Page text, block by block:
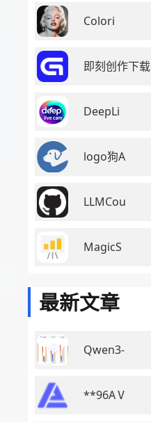
Colori
即刻创作下载
DeepLi
logo狗A
LLMCou
MagicS
最新文章
Qwen3-
**96AⅤ